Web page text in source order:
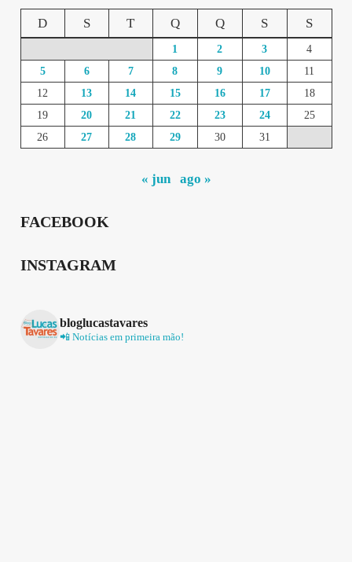
D S T Q Q S S
1 2 3
4
5
6 7 8 9 10
11
12
13 14 15 16 17
18
19
20 21 22 23 24
25
26
27 28 29 30 31
« jun ago »
FACEBOOK
INSTAGRAM
bloglucastavares
📲 Notícias em primeira mão!